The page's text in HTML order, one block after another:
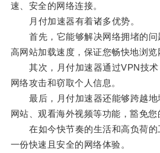
速、安全的网络连接。
月付加速器有着诸多优势。
首先，它能够解决网络拥堵的问
高网站加载速度，保证您畅快地浏览
其次，月付加速器通过VPN技术
网络攻击和窃取个人信息。
最后，月付加速器还能够跨越地
网站、观看海外视频等功能，豁免您
在如今快节奏的生活和高负荷的
一份快速且安全的网络体验。